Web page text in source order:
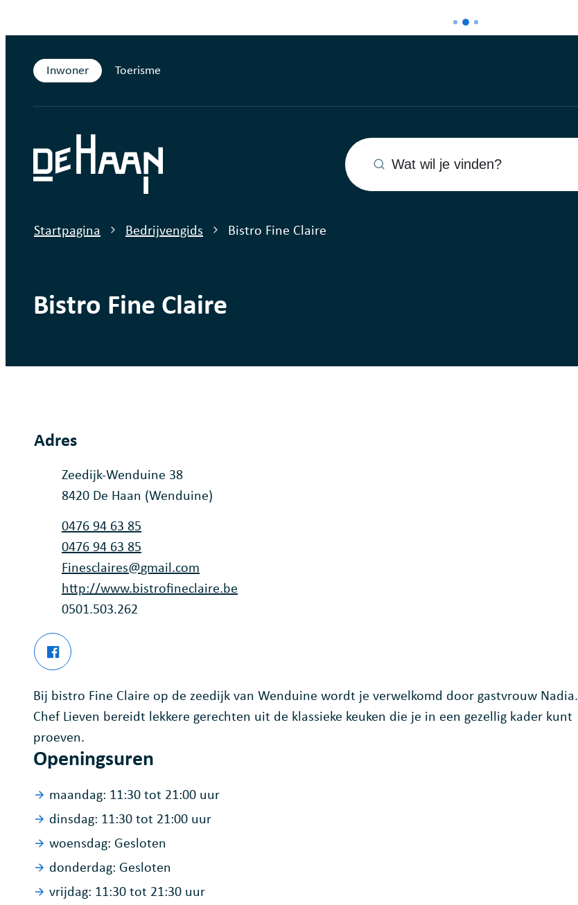
Inwoner Toerisme
De Haan Wat wil je vinden?
Startpagina Bedrijvengids Bistro Fine Claire
Bistro Fine Claire
Adres
AdresZeedijk-Wenduine 38
,8420 De Haan (Wenduine)
0476 94 63 85
0476 94 63 85
E-mailFinesclaires@gmail.com
Websitehttp://www.bistrofineclaire.be
Ondernemingsnummer
0501.503.262
Facebook
Bij bistro Fine Claire op de zeedijk van Wenduine wordt je verwelkomd door gastvrouw Nadia.
Chef Lieven bereidt lekkere gerechten uit de klassieke keuken die je in een gezellig kader kunt
proeven.
Openingsuren
maandag: 11:30tot 21:00 uur
dinsdag: 11:30tot 21:00 uur
woensdag: Gesloten
donderdag: Gesloten
vrijdag: 11:30tot 21:30 uur